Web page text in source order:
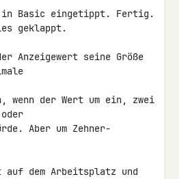
in Basic eingetippt. Fertig.
geklappt.
Anzeigewert seine Größe
wenn der Wert um ein, zwei
Aber um Zehner-
dem Arbeitsplatz und